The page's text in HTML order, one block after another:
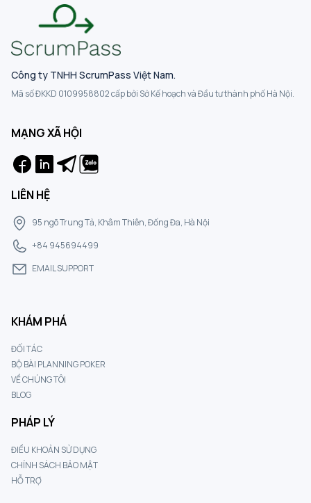
Công ty TNHH ScrumPass Việt Nam.
Mã số ĐKKD 0109958802 cấp bởi Sở Kế hoạch và Đầu tư thành phố Hà Nội.
MẠNG XÃ HỘI
LIÊN HỆ
95 ngõ Trung Tả, Khâm Thiên, Đống Đa, Hà Nội
+84 945694499
EMAIL SUPPORT
KHÁM PHÁ
ĐỐI TÁC
BỘ BÀI PLANNING POKER
VỀ CHÚNG TÔI
BLOG
PHÁP LÝ
ĐIỀU KHOẢN SỬ DỤNG
CHÍNH SÁCH BẢO MẬT
HỖ TRỢ